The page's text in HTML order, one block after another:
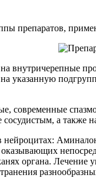
препаратов,
внутричерепные
указанную
современные
а также
органа. Лечение